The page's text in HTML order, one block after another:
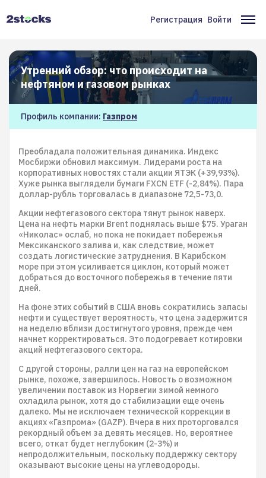
Меню
учётной
записи
пользователя
Регистрация Войти
Утренний обзор: что происходит на
нефтяном и газовом рынках
Профиль компании: Газпром
Преобладала положительная динамика. Индекс
Мосбиржи обновил максимум. Лидерами роста на
корпоративных новостях стали акции ЯТЭК (+39,93%).
Хуже рынка выглядели бумаги FXCN ETF (-2,84%). Пара
доллар-рубль торговалась в диапазоне 72,5-73,0.
Акции нефтегазового сектора тянут рынок наверх.
Цена на нефть марки Brent поднялась выше $75. Ураган
«Николас» ослаб, но пока не покидает побережья
Мексиканского залива и, как следствие, может
создать логистические затруднения. В Карибском
море при этом усиливается циклон, который может
добраться до восточного побережья в течение пяти
дней.
На фоне этих событий в США вновь сократились запасы
нефти и существует вероятность, что цена задержится
на неделю вблизи достигнутого уровня, прежде чем
начнет корректироваться. Это подогревает котировки
акций нефтегазового сектора.
С другой стороны, ралли цен на газ на европейском
рынке, похоже, завершилось. Новость о возможном
увеличении поставок из Норвегии зимой немного
охладила рынок, хотя до стабилизации еще очень
далеко. Мы не исключаем технической коррекции в
акциях «Газпрома» (GAZP). Вчера в них проторговался
рекордный объем за девять месяцев. Но, вероятнее
всего, откат будет неглубоким (2-3%) и
непродолжительным, поскольку поддержку сектору
оказывают высокие цены на углеводороды.